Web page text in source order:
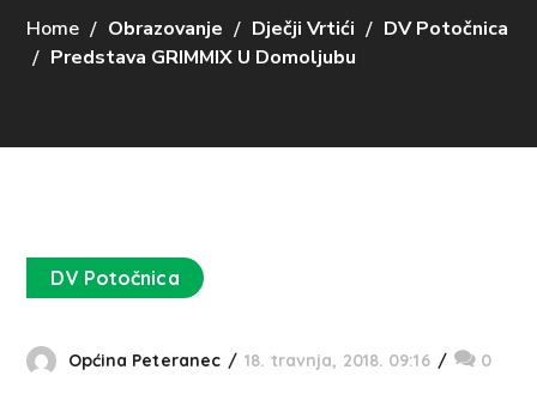
Home Obrazovanje Dječji Vrtići
DV Potočnica
Predstava GRIMMIX U Domoljubu
DV Potočnica
Općina Peteranec 18. travnja, 2018. 09:16 0